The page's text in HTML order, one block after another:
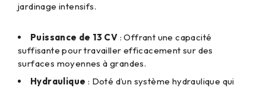
jardinage intensifs.
Puissance de 13 CV : Offrant une capacité
suffisante pour travailler efficacement sur des
surfaces moyennes à grandes.
Hydraulique : Doté d’un système hydraulique qui